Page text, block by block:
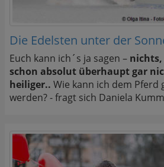
Die Edelsten unter der
Euch kann ich´s ja sagen – nichts,
schon absolut überhaupt gar
heiliger.. Wie kann ich dem Pferd
werden? - fragt sich Daniela